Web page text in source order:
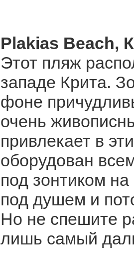
Plakias Beach,
Этот пляж
западе Крита.
фоне
очень
привлекает в
оборудован
под зонтиком
под душем и
Но не спешите
лишь самый